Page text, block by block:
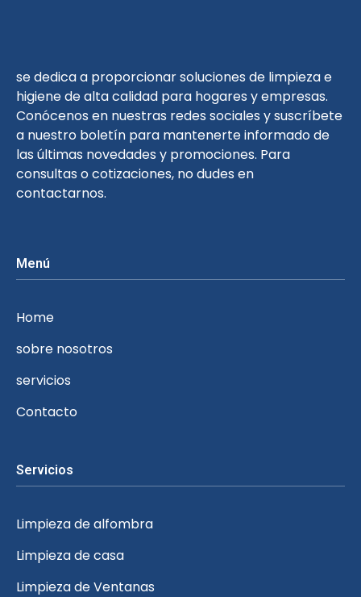
se dedica a proporcionar soluciones de limpieza e
higiene de alta calidad para hogares y empresas.
Conócenos en nuestras redes sociales y suscríbete
a nuestro boletín para mantenerte informado de
las últimas novedades y promociones. Para
consultas o cotizaciones, no dudes en
contactarnos.
Menú
Home
sobre nosotros
servicios
Contacto
Servicios
Limpieza de alfombra
Limpieza de casa
Limpieza de Ventanas